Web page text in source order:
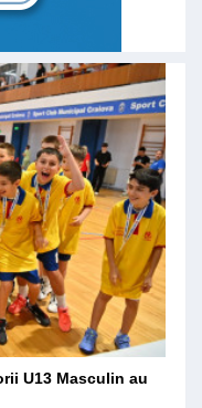
U13 Masculin au